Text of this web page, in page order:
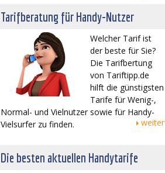
Tarifberatung für Handy-Nutzer
Welcher Tarif ist
der beste für Sie?
Die Tarifbertung
von Tariftipp.de
hilft die günstigsten
Tarife für Wenig-,
Normal- und Vielnutzer sowie für Handy-
Vielsurfer zu finden.
weiter
Die besten aktuellen Handytarife